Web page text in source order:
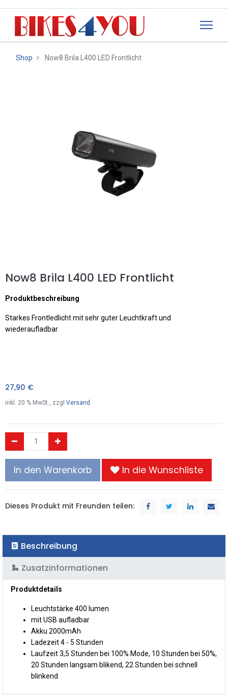
Shop Now8 Brila L400 LED Frontlicht
Now8 Brila L400 LED Frontlicht
Produktbeschreibung
Starkes Frontledlicht mit sehr guter Leuchtkraft und
wiederaufladbar
27,90 €
inkl. 20 % MwSt., zzgl Versand
In den Warenkorb In die Wunschliste
Dieses Produkt mit Freunden teilen:
Beschreibung
Zusatzinformationen
Produktdetails
Leuchtstärke 400 lumen
mit USB aufladbar
Akku 2000mAh
Ladezeit 4 - 5 Stunden
Laufzeit 3,5 Stunden bei 100% Mode, 10 Stunden bei 50%,
20 Stunden langsam blikend, 22 Stunden bei schnell
blinkend